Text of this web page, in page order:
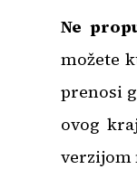
Ne
možete
prenosi
ovog
verzijom